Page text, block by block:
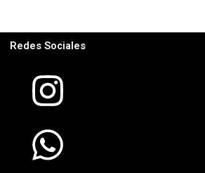
Redes Sociales